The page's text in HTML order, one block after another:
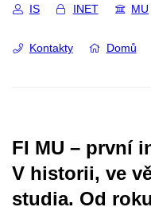
IS INET MU
Kontakty Domů
FI MU – první
V historii, ve
studia. Od